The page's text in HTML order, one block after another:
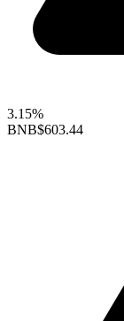
3.15%
BNB$603.44